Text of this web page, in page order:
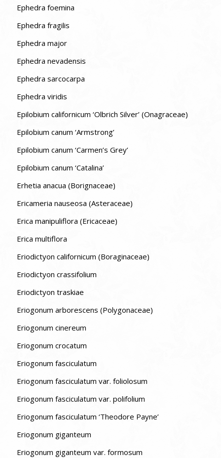
Ephedra foemina
Ephedra fragilis
Ephedra major
Ephedra nevadensis
Ephedra sarcocarpa
Ephedra viridis
Epilobium californicum ‘Olbrich Silver’ (Onagraceae)
Epilobium canum ‘Armstrong’
Epilobium canum ‘Carmen’s Grey’
Epilobium canum ‘Catalina’
Erhetia anacua (Borignaceae)
Ericameria nauseosa (Asteraceae)
Erica manipuliflora (Ericaceae)
Erica multiflora
Eriodictyon californicum (Boraginaceae)
Eriodictyon crassifolium
Eriodictyon traskiae
Eriogonum arborescens (Polygonaceae)
Eriogonum cinereum
Eriogonum crocatum
Eriogonum fasciculatum
Eriogonum fasciculatum var. foliolosum
Eriogonum fasciculatum var. polifolium
Eriogonum fasciculatum ‘Theodore Payne’
Eriogonum giganteum
Eriogonum giganteum var. formosum